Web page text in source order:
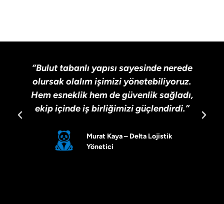
“Bulut tabanlı yapısı sayesinde nerede
olursak olalım işimizi yönetebiliyoruz.
Hem esneklik hem de güvenlik sağladı,
ekip içinde iş birliğimizi güçlendirdi.”
Murat Kaya – Delta Lojistik
Yönetici